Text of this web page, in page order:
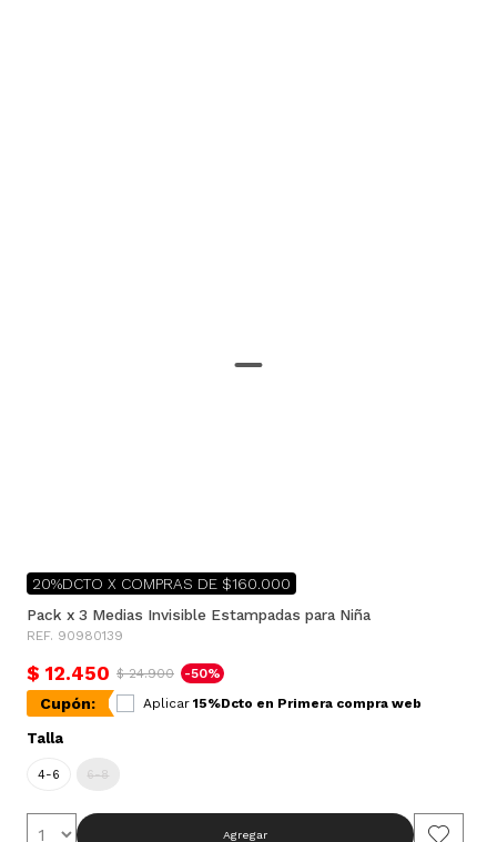
20%DCTO X COMPRAS DE $160.000
Pack x 3 Medias Invisible Estampadas para Niña
REF. 90980139
$ 12.450 $ 24.900 -50%
Cupón: Aplicar 15%Dcto en Primera compra web
Talla
4-6 6-8
Agregar